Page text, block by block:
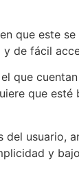
que este se
de fácil
que
que esté
del usuario,
y